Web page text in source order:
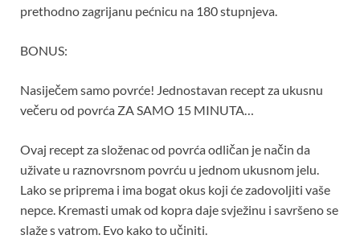
prethodno zagrijanu pećnicu na 180 stupnjeva.
BONUS:
Nasiječem samo povrće! Jednostavan recept za ukusnu
večeru od povrća ZA SAMO 15 MINUTA…
Ovaj recept za složenac od povrća odličan je način da
uživate u raznovrsnom povrću u jednom ukusnom jelu.
Lako se priprema i ima bogat okus koji će zadovoljiti vaše
nepce. Kremasti umak od kopra daje svježinu i savršeno se
slaže s vatrom. Evo kako to učiniti.